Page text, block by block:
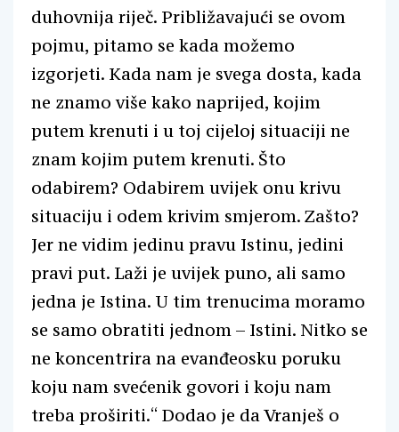
duhovnija riječ. Približavajući se ovom
pojmu, pitamo se kada možemo
izgorjeti. Kada nam je svega dosta, kada
ne znamo više kako naprijed, kojim
putem krenuti i u toj cijeloj situaciji ne
znam kojim putem krenuti. Što
odabirem? Odabirem uvijek onu krivu
situaciju i odem krivim smjerom. Zašto?
Jer ne vidim jedinu pravu Istinu, jedini
pravi put. Laži je uvijek puno, ali samo
jedna je Istina. U tim trenucima moramo
se samo obratiti jednom – Istini. Nitko se
ne koncentrira na evanđeosku poruku
koju nam svećenik govori i koju nam
treba proširiti.“ Dodao je da Vranješ o